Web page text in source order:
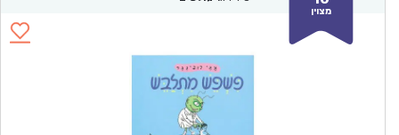
מצוין